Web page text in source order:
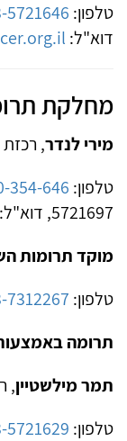
טלפון: 5721646
דוא"ל:
מחלקת
מירי לנדר,
טלפון: 354-646
5721697, דוא"ל:
מוקד תרומות
טלפון: 7312267
תרומה
תמר מילשטיין,
טלפון: 5721629